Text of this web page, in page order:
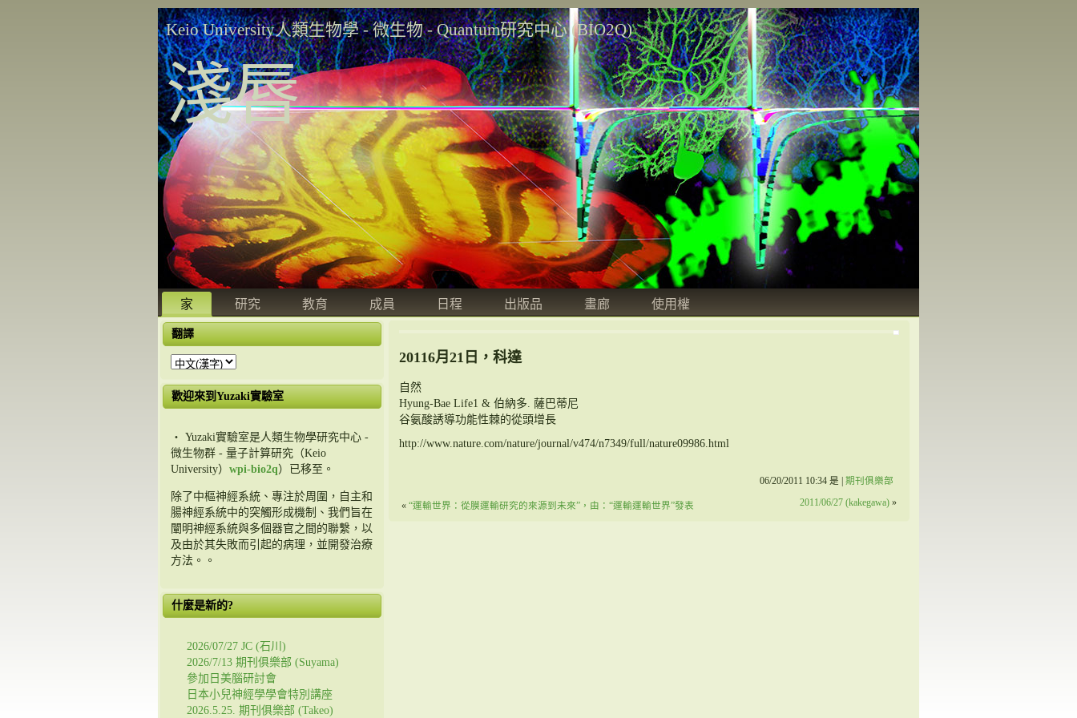
Keio University人類生物學 - 微生物 - Quantum研究中心 (BIO2Q)
淺唇
家 研究 教育 成員 日程 出版品 畫廊 使用權
翻譯
歡迎來到Yuzaki實驗室
・ Yuzaki實驗室是人類生物學研究中心 -
微生物群 - 量子計算研究（Keio
University） wpi-bio2q）已移至。
除了中樞神經系統、專注於周圍，自主和
腸神經系統中的突觸形成機制、我們旨在
闡明神經系統與多個器官之間的聯繫，以
及由於其失敗而引起的病理，並開發治療
方法。。
什麼是新的?
2026/07/27 JC (石川)
2026/7/13 期刊俱樂部 (Suyama)
參加日美腦研討會
日本小兒神經學學會特別講座
2026.5.25. 期刊俱樂部 (Takeo)
20116月21日，科達
自然
Hyung-Bae Life1 & 伯納多. 薩巴蒂尼
谷氨酸誘導功能性棘的從頭增長
http://www.nature.com/nature/journal/v474/n7349/full/nature09986.html
06/20/2011 10:34 是 |期刊俱樂部
« “運輸世界：從膜運輸研究的來源到未來”，由：“運輸運輸世界”發表 2011/06/27 (kakegawa)»